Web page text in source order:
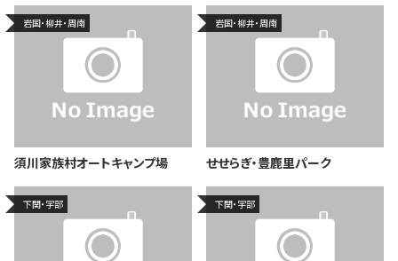
岩国・柳井・周南
須川家族村オートキャンプ場
岩国・柳井・周南
せせらぎ・豊鹿里パーク
下関・宇部 下関・宇部